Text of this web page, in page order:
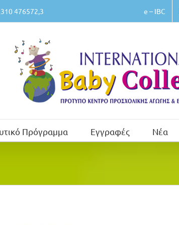
476572,3 e – IBC
Πρόγραμμα Εγγραφές Νέα